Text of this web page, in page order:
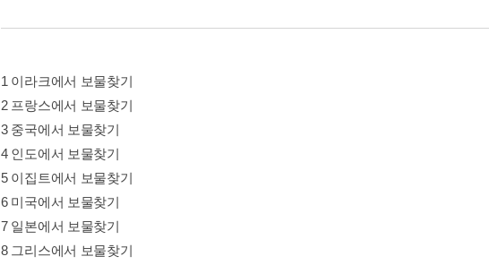
1 이라크에서 보물찾기
2 프랑스에서 보물찾기
3 중국에서 보물찾기
4 인도에서 보물찾기
5 이집트에서 보물찾기
6 미국에서 보물찾기
7 일본에서 보물찾기
8 그리스에서 보물찾기